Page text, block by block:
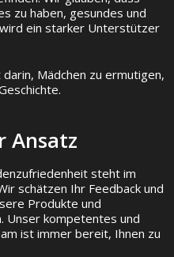
zu haben, gesundes und
ein starker Unterstützer
Mädchen zu ermutigen,
Ansatz
steht im
schätzen Ihr Feedback und
Produkte und
Unser kompetentes und
ist immer bereit, Ihnen zu